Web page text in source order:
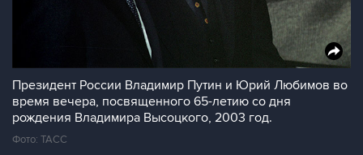
Президент России Владимир Путин и Юрий Любимов во
время вечера, посвященного 65-летию со дня
рождения Владимира Высоцкого, 2003 год.
Фото: ТАСС